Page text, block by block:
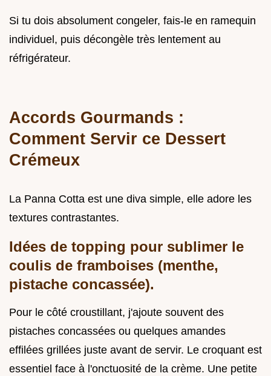
Si tu dois absolument congeler, fais-le en ramequin
individuel, puis décongèle très lentement au
réfrigérateur.
Accords Gourmands :
Comment Servir ce Dessert
Crémeux
La Panna Cotta est une diva simple, elle adore les
textures contrastantes.
Idées de topping pour sublimer le
coulis de framboises (menthe,
pistache concassée).
Pour le côté croustillant, j'ajoute souvent des
pistaches concassées ou quelques amandes
effilées grillées juste avant de servir. Le croquant est
essentiel face à l'onctuosité de la crème. Une petite